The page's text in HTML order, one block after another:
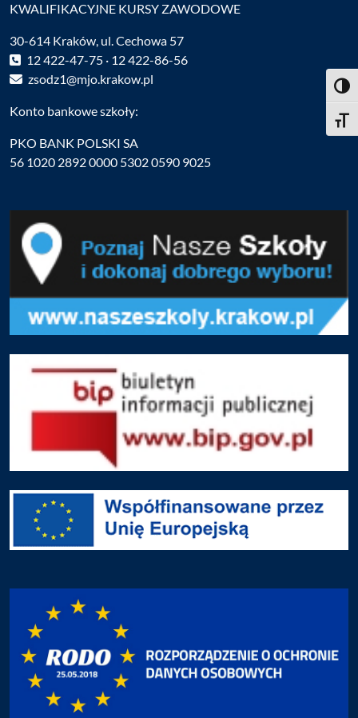
KWALIFIKACYJNE KURSY ZAWODOWE
30-614 Kraków, ul. Cechowa 57
12 422-47-75 · 12 422-86-56
zsodz1@mjo.krakow.pl
Konto bankowe szkoły:
PKO BANK POLSKI SA
56 1020 2892 0000 5302 0590 9025